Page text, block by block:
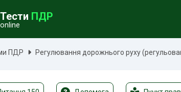
Тести ПДР
online
ПДР Регулювання дорожнього руху